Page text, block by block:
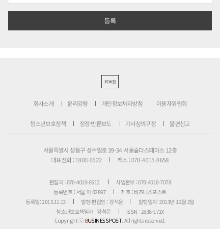
PC버전
회사소개 윤리강령 개인정보처리방침 이용자위원회
청소년보호정책 정정·반론보도 기사심의규정 불편신고
서울특별시 성동구 성수일로 39-34 서울숲더스페이스 12층
대표전화 : 1800-6522
팩스 : 070-4015-8658
편집국 : 070-4010-8512
사업본부 : 070-4010-7078
등록번호 : 서울 아 02897
제호 : 비즈니스포스트
등록일: 2013.11.13
발행·편집인 : 강석운
발행일자: 2013년 12월 2일
청소년보호책임자 : 강석운
ISSN : 2636-171X
Copyright ⓒBUSINESSPOST. All rights reserved.